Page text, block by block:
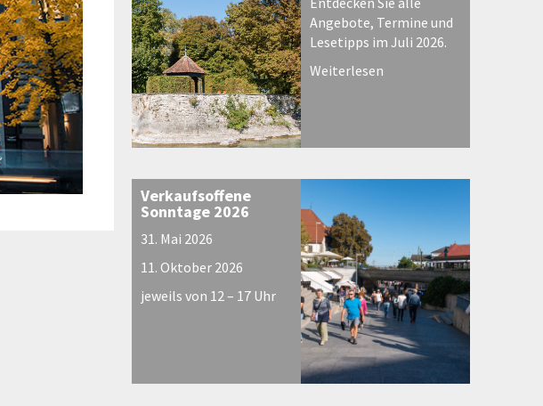
Angebote, Termine und
Lesetipps im Juli 2026.
Weiterlesen
Verkaufsoffene
Sonntage 2026
31. Mai 2026
11. Oktober 2026
jeweils von 12 – 17 Uhr